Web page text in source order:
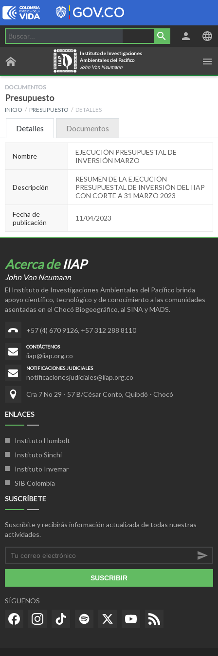
Instituto de Investigaciones
Ambientales del Pacífico
John Von Neumann
DOCUMENTOS
Presupuesto
INICIO PRESUPUESTO DETALLES
Detalles Documentos
Nombre
EJECUCIÓN PRESUPUESTAL DE
INVERSIÓN MARZO
Descripción
RESUMEN DE LA EJECUCIÓN
PRESUPUESTAL DE INVERSIÓN DEL IIAP
CON CORTE A 31 MARZO 2023
Fecha de
publicación
11/04/2023
Acerca deIIAP
John Von Neumann
El Instituto de Investigaciones Ambientales del Pacífico brinda
apoyo científico, tecnológico y de conocimiento a las comunidades
asentadas en el Chocó Biogeográfico, al SINA y MADS.
+57 (4) 670 9126, +57 312 288 8110
CONTÁCTENOS
iiap@iiap.org.co
NOTIFICACIONES JUDICIALES
notificacionesjudiciales@iiap.org.co
Cra 7 No 29 - 57 B/César Conto, Quibdó - Chocó
ENLACES
Instituto Humbolt
Instituto Sinchi
Instituto Invemar
SIB Colombia
SUSCRÍBETE
Suscríbite y recibirás información actualizada de todas nuestras
actividades.
SUSCRIBIR
SÍGUENOS